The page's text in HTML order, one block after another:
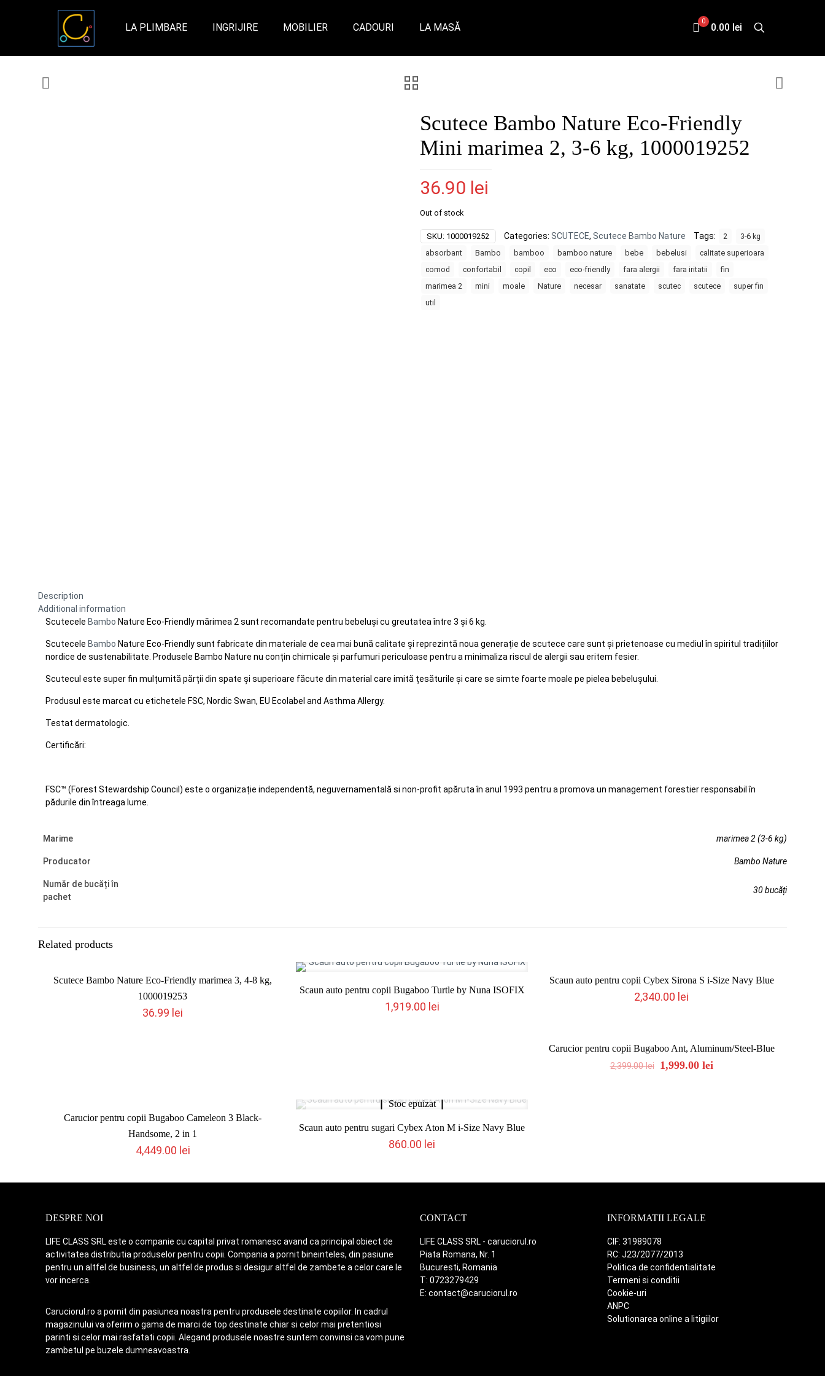
LA PLIMBARE INGRIJIRE MOBILIER CADOURI LA MASĂ
0
0.00 lei
Scutece Bambo Nature Eco-Friendly
Mini marimea 2, 3-6 kg, 1000019252
36.90 lei
Out of stock
SKU: 1000019252 Categories: SCUTECE, Scutece Bambo Nature Tags: 2
3-6 kg
absorbant
Bambo bamboo bamboo nature bebe bebelusi
calitate superioara
comod
confortabil copil eco eco-friendly fara alergii fara iritatii
fin
marimea 2
mini moale Nature necesar sanatate scutec scutece
super fin
util
Description
Additional information
ScuteceleBambo Nature Eco-Friendly mărimea 2 sunt recomandate pentru bebeluși cu greutatea între 3 și 6 kg.
ScuteceleBambo Nature Eco-Friendly sunt fabricate din materiale de cea mai bună calitate și reprezintă noua generație de scutece care sunt și prietenoase cu mediul în spiritul tradițiilor
nordice de sustenabilitate. Produsele Bambo Nature nu conțin chimicale și parfumuri periculoase pentru a minimaliza riscul de alergii sau eritem fesier.
Scutecul este super fin mulțumită părții din spate și superioare făcute din material care imită țesăturile și care se simte foarte moale pe pielea bebelușului.
Produsul este marcat cu etichetele FSC, Nordic Swan, EU Ecolabel and Asthma Allergy.
Testat dermatologic.
Certificări:
FSC™ (Forest Stewardship Council) este o organizație independentă, neguvernamentală si non-profit apăruta în anul 1993 pentru a promova un management forestier responsabil în
pădurile din întreaga lume.
Marime marimea 2 (3-6 kg)
Producator Bambo Nature
Număr de bucăți în
pachet
30 bucăți
Related products
Scutece Bambo Nature Eco-Friendly marimea 3, 4-8 kg,
1000019253
36.99 lei
Scaun auto pentru copii Bugaboo Turtle by Nuna ISOFIX
1,919.00 lei
Scaun auto pentru copii Cybex Sirona S i-Size Navy Blue
2,340.00 lei
ON SALE
Carucior pentru copii Bugaboo Ant, Aluminum/Steel-Blue
2,399.00lei
Original
1,999.00 leiCurrent
Carucior pentru copii Bugaboo Cameleon 3 Black-
Handsome, 2 in 1
4,449.00 lei
Stoc epuizat
Scaun auto pentru sugari Cybex Aton M i-Size Navy Blue
860.00 lei
DESPRE NOI
LIFE CLASS SRL este o companie cu capital privat romanesc avand ca principal obiect de
activitatea distributia produselor pentru copii. Compania a pornit bineinteles, din pasiune
pentru un altfel de business, un altfel de produs si desigur altfel de zambete a celor care le
vor incerca.
Caruciorul.ro a pornit din pasiunea noastra pentru produsele destinate copiilor. In cadrul
magazinului va oferim o gama de marci de top destinate chiar si celor mai pretentiosi
parinti si celor mai rasfatati copii. Alegand produsele noastre suntem convinsi ca vom pune
zambetul pe buzele dumneavoastra.
CONTACT
LIFE CLASS SRL - caruciorul.ro
Piata Romana, Nr. 1
Bucuresti, Romania
T: 0723279429
E: contact@caruciorul.ro
INFORMATII LEGALE
CIF: 31989078
RC: J23/2077/2013
Politica de confidentialitate
Termeni si conditii
Cookie-uri
ANPC
Solutionarea online a litigiilor